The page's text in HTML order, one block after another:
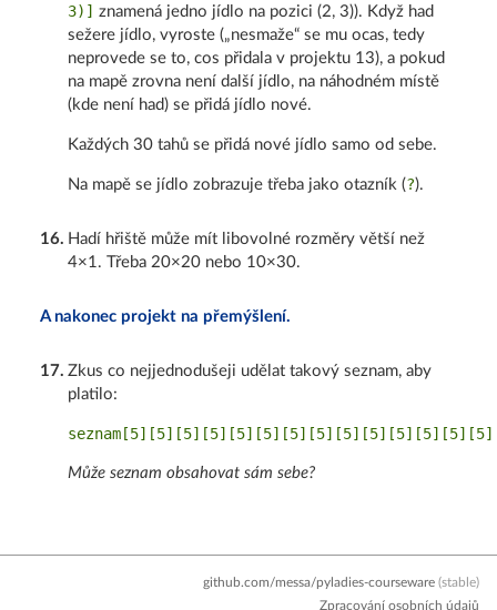
3)] znamená jedno jídlo na pozici (2, 3)). Když had
sežere jídlo, vyroste („nesmaže“ se mu ocas, tedy
neprovede se to, cos přidala v projektu 13), a pokud
na mapě zrovna není další jídlo, na náhodném místě
(kde není had) se přidá jídlo nové.
Každých 30 tahů se přidá nové jídlo samo od sebe.
Na mapě se jídlo zobrazuje třeba jako otazník (?).
16. Hadí hřiště může mít libovolné rozměry větší než
4×1. Třeba 20×20 nebo 10×30.
A nakonec projekt na přemýšlení.
17. Zkus co nejjednodušeji udělat takový seznam, aby
platilo:
Může seznam obsahovat sám sebe?
github.com/messa/pyladies-courseware (stable)
Zpracování osobních údajů